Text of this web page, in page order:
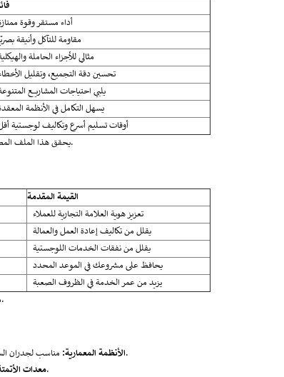
أداء مستقر وقوة
مقاومة للتآكل وأنيقة
مثالي للأجزاء الحاملة
تحسين دقة التجميع، وتقليل
يلبي احتياجات المشاريع
يسهل التكامل في الأنظمة
أوقات تسليم أسرع وتكاليف لوجستية
يحقق هذا الملف المصنوع من الألومنيوم التوازن بين البنية والجماليات، مما يجعله الخيار الأفضل للمستوردين وتجار الجملة ومقاولي البناء.
القيمة المقدمة
تعزيز هوية العلامة التجارية للعملاء
يقلل من تكاليف إعادة العمل والعمالة
يقلل من نفقات الخدمات اللوجستية
يحافظ على مشروعك في الموعد المحدد
يزيد من عمر الخدمة في الظروف الصعبة
بفضل التخصيص الشامل والتحكم في التصنيع، تعد Sunmay موردًا موثوقًا به على المدى الطويل للتطبيقات الصعبة.
الأنظمة المعمارية:مناسب لجدران الستائر وإطارات النوافذ وهياكل المظلات حيث يكون المظهر الجمالي ومقاومة الأشعة فوق البنفسجية أمرًا بالغ الأهمية.
معداتيتم استخدامه في إطارات الآلات، والناقلات، ومحطات العمل، وأنظمة الحراسة بسبب وزنه الخفيف وقوته البنيوية.